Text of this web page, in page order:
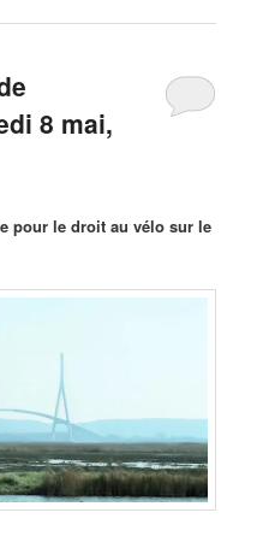
8 mai,
pour le droit au vélo sur le